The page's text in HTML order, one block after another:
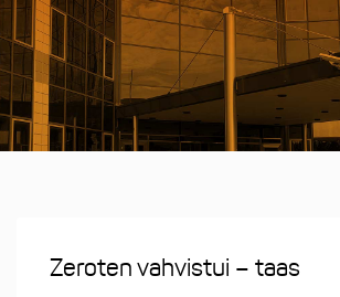
Zeroten vahvistui – taas